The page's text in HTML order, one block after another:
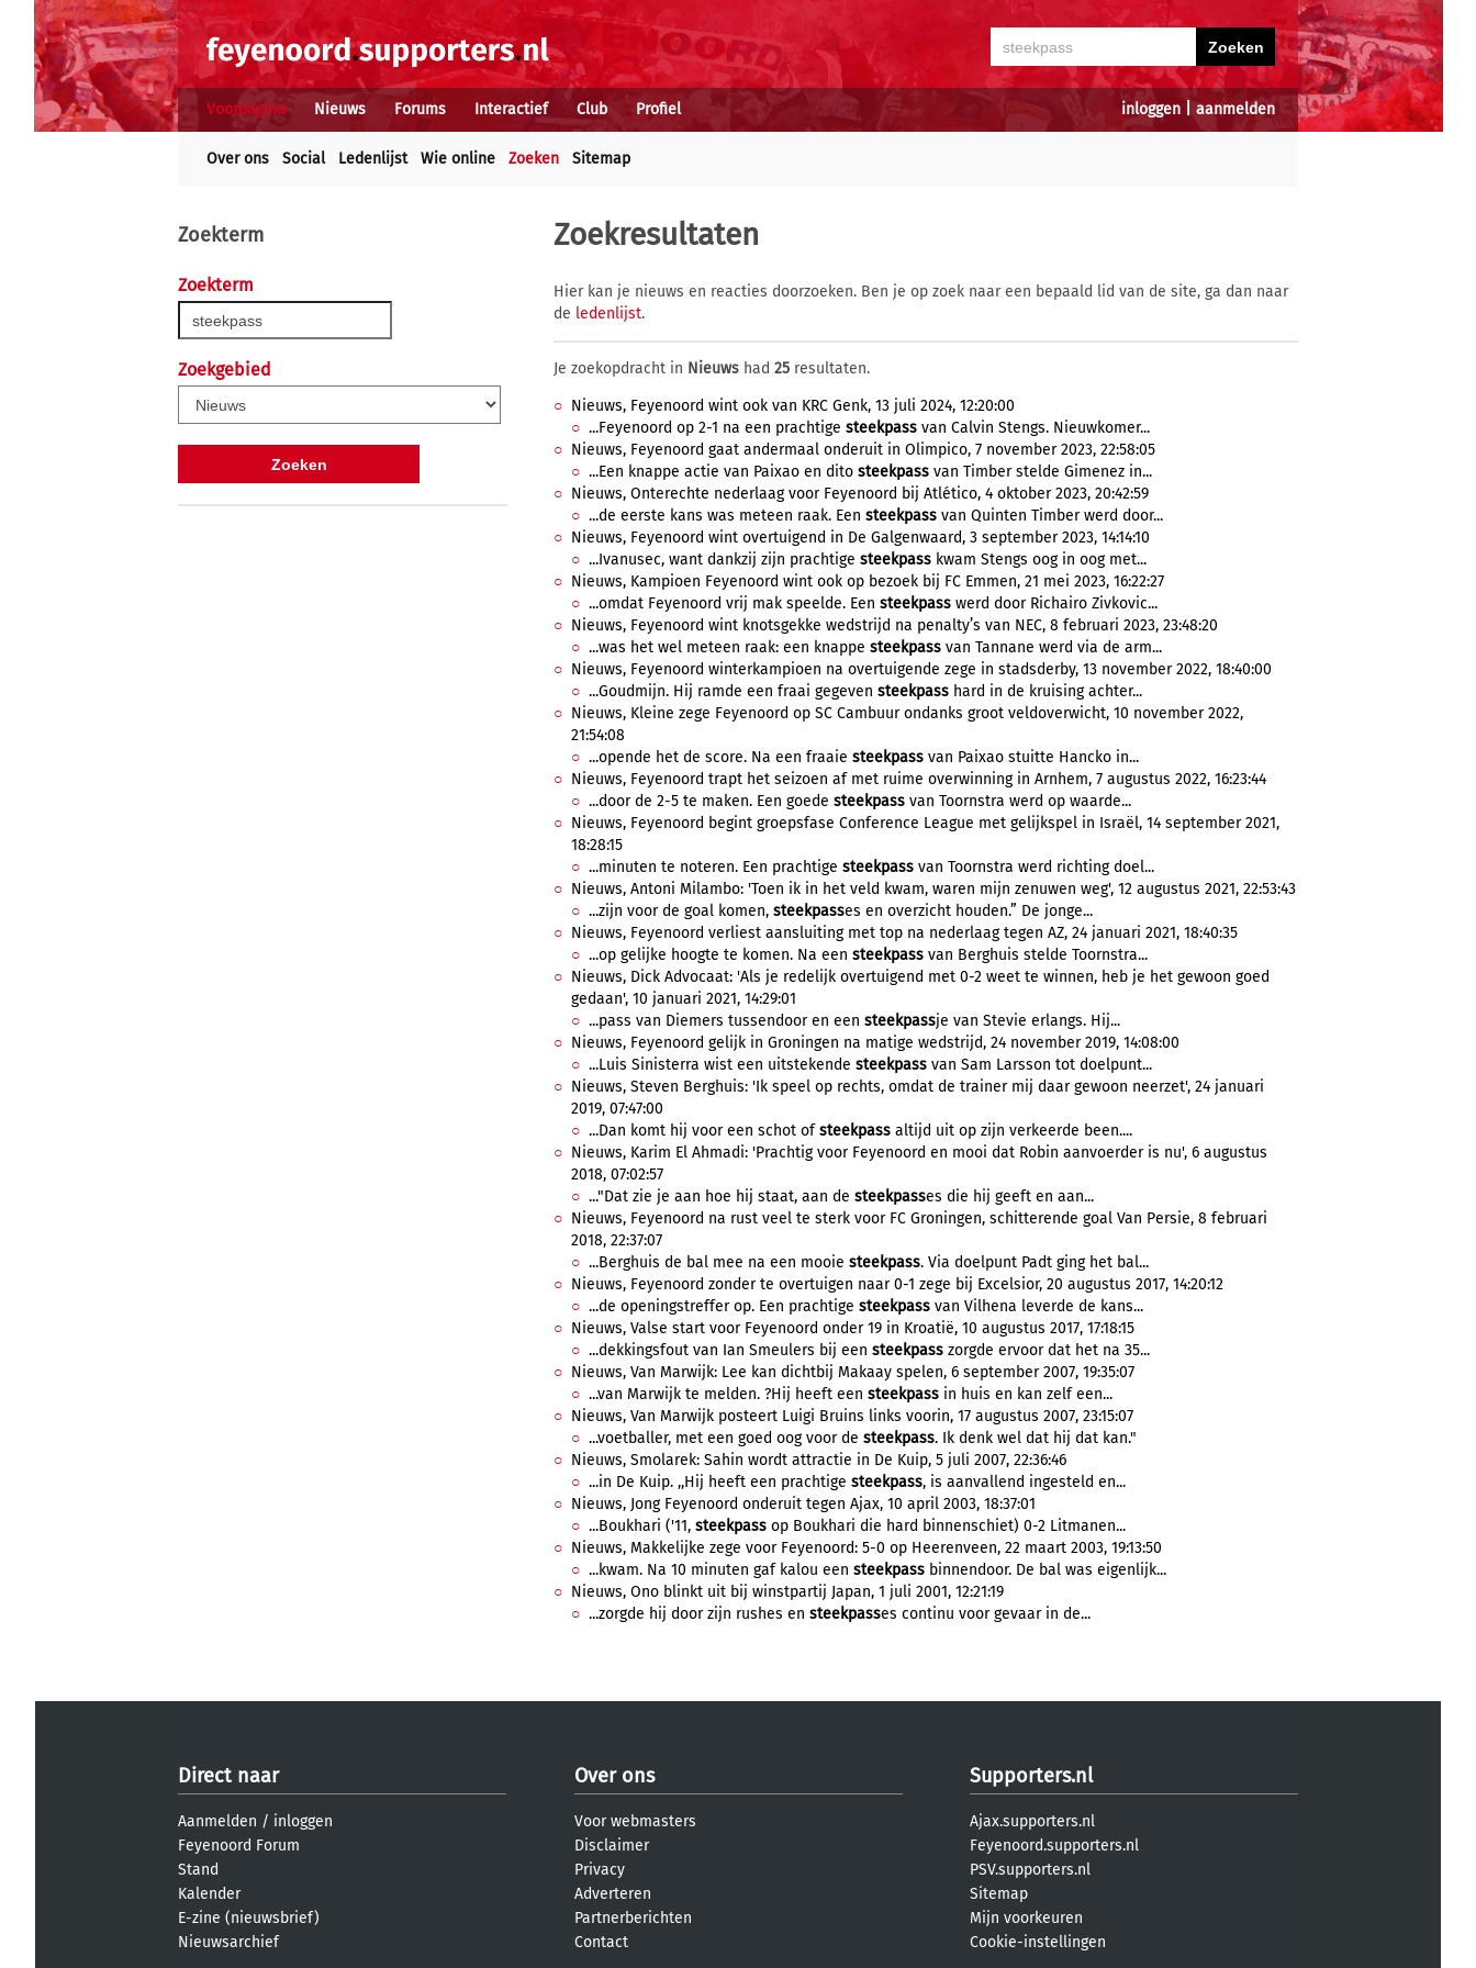
inloggen aanmelden
Voorpagina Nieuws Forums Interactief Club Profiel
Over ons Social Ledenlijst Wie online Zoeken Sitemap
Zoekterm
Zoekterm
Zoekgebied
Zoekresultaten
Hier kan je nieuws en reacties doorzoeken. Ben je op zoek naar een bepaald lid van de site, ga dan naar
de ledenlijst.
Je zoekopdracht in Nieuws had 25 resultaten.
Nieuws, Feyenoord wint ook van KRC Genk, 13 juli 2024, 12:20:00
...Feyenoord op 2-1 na een prachtige steekpass van Calvin Stengs. Nieuwkomer...
Nieuws, Feyenoord gaat andermaal onderuit in Olimpico, 7 november 2023, 22:58:05
...Een knappe actie van Paixao en dito steekpass van Timber stelde Gimenez in...
Nieuws, Onterechte nederlaag voor Feyenoord bij Atlético, 4 oktober 2023, 20:42:59
...de eerste kans was meteen raak. Een steekpass van Quinten Timber werd door...
Nieuws, Feyenoord wint overtuigend in De Galgenwaard, 3 september 2023, 14:14:10
...Ivanusec, want dankzij zijn prachtige steekpass kwam Stengs oog in oog met...
Nieuws, Kampioen Feyenoord wint ook op bezoek bij FC Emmen, 21 mei 2023, 16:22:27
...omdat Feyenoord vrij mak speelde. Een steekpass werd door Richairo Zivkovic...
Nieuws, Feyenoord wint knotsgekke wedstrijd na penalty’s van NEC, 8 februari 2023, 23:48:20
...was het wel meteen raak: een knappe steekpass van Tannane werd via de arm...
Nieuws, Feyenoord winterkampioen na overtuigende zege in stadsderby, 13 november 2022, 18:40:00
...Goudmijn. Hij ramde een fraai gegeven steekpass hard in de kruising achter...
Nieuws, Kleine zege Feyenoord op SC Cambuur ondanks groot veldoverwicht, 10 november 2022,
21:54:08
...opende het de score. Na een fraaie steekpass van Paixao stuitte Hancko in...
Nieuws, Feyenoord trapt het seizoen af met ruime overwinning in Arnhem, 7 augustus 2022, 16:23:44
...door de 2-5 te maken. Een goede steekpass van Toornstra werd op waarde...
Nieuws, Feyenoord begint groepsfase Conference League met gelijkspel in Israël, 14 september 2021,
18:28:15
...minuten te noteren. Een prachtige steekpass van Toornstra werd richting doel...
Nieuws, Antoni Milambo: 'Toen ik in het veld kwam, waren mijn zenuwen weg', 12 augustus 2021, 22:53:43
...zijn voor de goal komen, steekpasses en overzicht houden.” De jonge...
Nieuws, Feyenoord verliest aansluiting met top na nederlaag tegen AZ, 24 januari 2021, 18:40:35
...op gelijke hoogte te komen. Na een steekpass van Berghuis stelde Toornstra...
Nieuws, Dick Advocaat: 'Als je redelijk overtuigend met 0-2 weet te winnen, heb je het gewoon goed
gedaan', 10 januari 2021, 14:29:01
...pass van Diemers tussendoor en een steekpassje van Stevie erlangs. Hij...
Nieuws, Feyenoord gelijk in Groningen na matige wedstrijd, 24 november 2019, 14:08:00
...Luis Sinisterra wist een uitstekende steekpass van Sam Larsson tot doelpunt...
Nieuws, Steven Berghuis: 'Ik speel op rechts, omdat de trainer mij daar gewoon neerzet', 24 januari
2019, 07:47:00
...Dan komt hij voor een schot ofsteekpass altijd uit op zijn verkeerde been....
Nieuws, Karim El Ahmadi: 'Prachtig voor Feyenoord en mooi dat Robin aanvoerder is nu', 6 augustus
2018, 07:02:57
..."Dat zie je aan hoe hij staat, aan de steekpasses die hij geeft en aan...
Nieuws, Feyenoord na rust veel te sterk voor FC Groningen, schitterende goal Van Persie, 8 februari
2018, 22:37:07
...Berghuis de bal mee na een mooie steekpass. Via doelpunt Padt ging het bal...
Nieuws, Feyenoord zonder te overtuigen naar 0-1 zege bij Excelsior, 20 augustus 2017, 14:20:12
...de openingstreffer op. Een prachtige steekpass van Vilhena leverde de kans...
Nieuws, Valse start voor Feyenoord onder 19 in Kroatië, 10 augustus 2017, 17:18:15
...dekkingsfout van Ian Smeulers bij een steekpass zorgde ervoor dat het na 35...
Nieuws, Van Marwijk: Lee kan dichtbij Makaay spelen, 6 september 2007, 19:35:07
...van Marwijk te melden. ?Hij heeft een steekpass in huis en kan zelf een...
Nieuws, Van Marwijk posteert Luigi Bruins links voorin, 17 augustus 2007, 23:15:07
...voetballer, met een goed oog voor de steekpass. Ik denk wel dat hij dat kan."
Nieuws, Smolarek: Sahin wordt attractie in De Kuip, 5 juli 2007, 22:36:46
...in De Kuip. ,,Hij heeft een prachtige steekpass, is aanvallend ingesteld en...
Nieuws, Jong Feyenoord onderuit tegen Ajax, 10 april 2003, 18:37:01
...Boukhari ('11, steekpass op Boukhari die hard binnenschiet) 0-2 Litmanen...
Nieuws, Makkelijke zege voor Feyenoord: 5-0 op Heerenveen, 22 maart 2003, 19:13:50
...kwam. Na 10 minuten gaf kalou een steekpass binnendoor. De bal was eigenlijk...
Nieuws, Ono blinkt uit bij winstpartij Japan, 1 juli 2001, 12:21:19
...zorgde hij door zijn rushes en steekpasses continu voor gevaar in de...
Direct naar
Aanmelden / inloggen
Feyenoord Forum
Stand
Kalender
E-zine (nieuwsbrief)
Nieuwsarchief
Over ons
Voor webmasters
Disclaimer
Privacy
Adverteren
Partnerberichten
Contact
Supporters.nl
Ajax.supporters.nl
Feyenoord.supporters.nl
PSV.supporters.nl
Sitemap
Mijn voorkeuren
Cookie-instellingen